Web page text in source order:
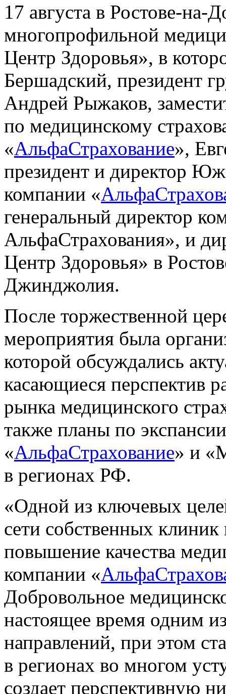
17 августа в Ростове-на-
многопрофильной
Центр Здоровья», в
Бершадский, президент
Андрей Рыжаков,
по медицинскому
«АльфаСтрахование»,
президент и директор
компании «
генеральный директор
АльфаСтрахования», и
Центр Здоровья» в
Джинджолия.
После торжественной
мероприятия была
которой обсуждались
касающиеся перспектив
рынка медицинского
также планы по
«АльфаСтрахование» и
в регионах РФ.
«Одной из ключевых
сети собственных клиник
повышение качества
компании «
Добровольное
настоящее время одним
направлений, при этом
в регионах во многом
создает перспективную